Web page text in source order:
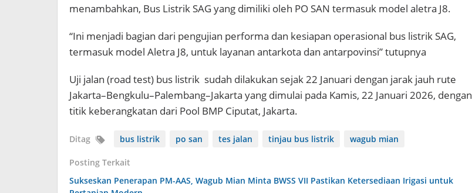
menambahkan, Bus Listrik SAG yang dimiliki oleh PO SAN termasuk model aletra J8.
“Ini menjadi bagian dari pengujian performa dan kesiapan operasional bus listrik SAG,
termasuk model Aletra J8, untuk layanan antarkota dan antarpovinsi” tutupnya
Uji jalan (road test) bus listrik sudah dilakukan sejak 22 Januari dengan jarak jauh rute
Jakarta–Bengkulu–Palembang–Jakarta yang dimulai pada Kamis, 22 Januari 2026, dengan
titik keberangkatan dari Pool BMP Ciputat, Jakarta.
Ditag bus listrik po san tes jalan tinjau bus listrik wagub mian
Posting Terkait
Sukseskan Penerapan PM-AAS, Wagub Mian Minta BWSS VII Pastikan Ketersediaan Irigasi untuk